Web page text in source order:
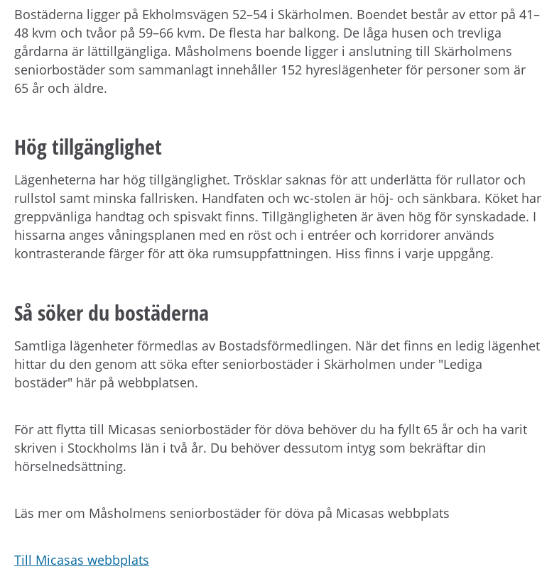
å
l
e
Bostäderna ligger på Ekholmsvägen 52–54 i Skärholmen. Boendet består av ettor på 41–
48 kvm och tvåor på 59–66 kvm. De flesta har balkong. De låga husen och trevliga
gårdarna är lättillgängliga. Måsholmens boende ligger i anslutning till Skärholmens
seniorbostäder som sammanlagt innehåller 152 hyreslägenheter för personer som är
65 år och äldre.
Hög tillgänglighet
Lägenheterna har hög tillgänglighet. Trösklar saknas för att underlätta för rullator och
rullstol samt minska fallrisken. Handfaten och wc-stolen är höj- och sänkbara. Köket har
greppvänliga handtag och spisvakt finns. Tillgängligheten är även hög för synskadade. I
hissarna anges våningsplanen med en röst och i entréer och korridorer används
kontrasterande färger för att öka rumsuppfattningen. Hiss finns i varje uppgång.
Så söker du bostäderna
Samtliga lägenheter förmedlas av Bostadsförmedlingen. När det finns en ledig lägenhet
hittar du den genom att söka efter seniorbostäder i Skärholmen under "Lediga
bostäder" här på webbplatsen.
För att flytta till Micasas seniorbostäder för döva behöver du ha fyllt 65 år och ha varit
skriven i Stockholms län i två år. Du behöver dessutom intyg som bekräftar din
hörselnedsättning.
Läs mer om Måsholmens seniorbostäder för döva på Micasas webbplats
Till Micasas webbplats